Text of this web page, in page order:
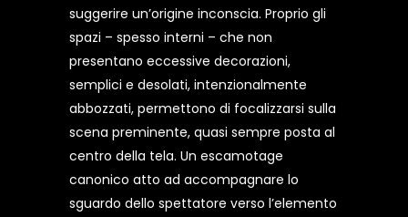
suggerire un’origine inconscia. Proprio gli
spazi – spesso interni – che non
presentano eccessive decorazioni,
semplici e desolati, intenzionalmente
abbozzati, permettono di focalizzarsi sulla
scena preminente, quasi sempre posta al
centro della tela. Un escamotage
canonico atto ad accompagnare lo
sguardo dello spettatore verso l’elemento